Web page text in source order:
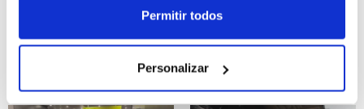
Permitir todos
Personalizar
Date: 03/08/2026 11:10
grande incêndio florestal
ID: 47557847